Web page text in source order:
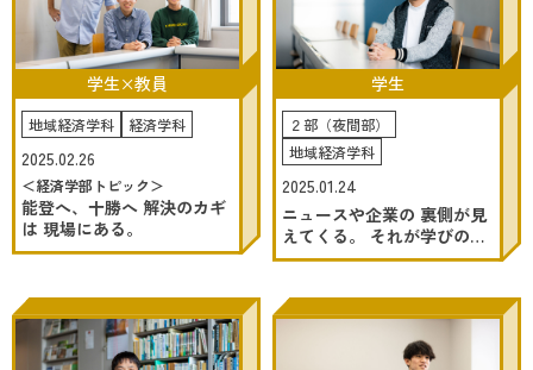
学生×教員
地域経済学科 経済学科
2025.02.26
＜経済学部トピック＞
能登へ、十勝へ 解決のカギ
は 現場にある。
学生
２部（夜間部）
地域経済学科
2025.01.24
ニュースや企業の 裏側が見
えてくる。 それが学びの面
白さ。